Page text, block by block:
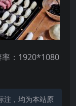
率：1920*1080
注，均为本站原